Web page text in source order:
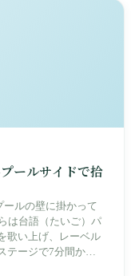
ールサイドで拾
ールの壁に掛かって
は台語（たいご）パ
歌い上げ、レーベル
ージで7分間かけ
分が嫌いだったあ